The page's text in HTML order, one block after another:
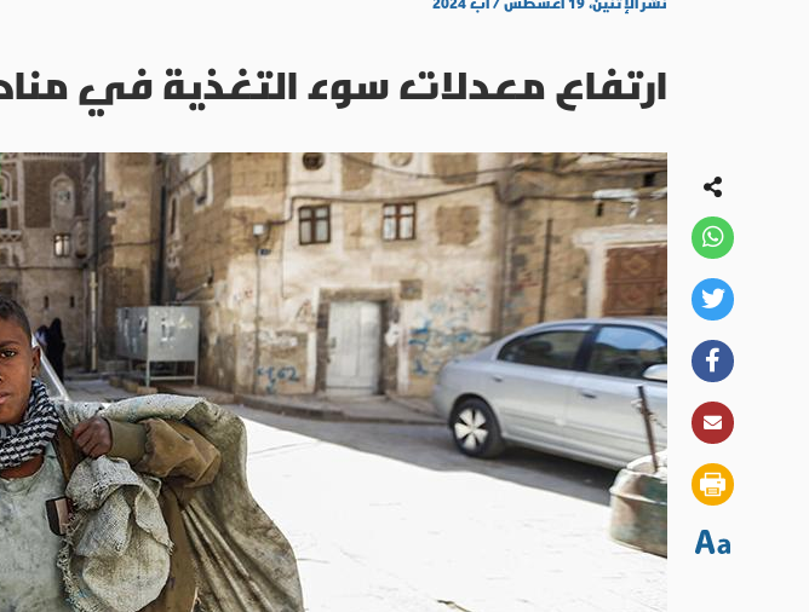
ارتفاع معدلات سوء التغذية في